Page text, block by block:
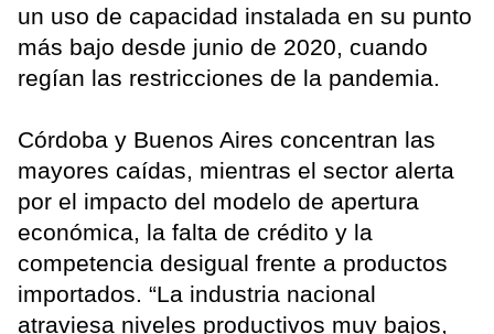
un uso de capacidad instalada en su punto
más bajo desde junio de 2020, cuando
regían las restricciones de la pandemia.
Córdoba y Buenos Aires concentran las
mayores caídas, mientras el sector alerta
por el impacto del modelo de apertura
económica, la falta de crédito y la
competencia desigual frente a productos
importados. “La industria nacional
atraviesa niveles productivos muy bajos,